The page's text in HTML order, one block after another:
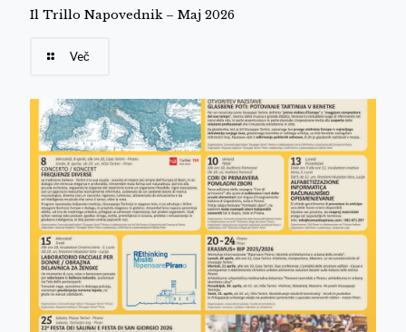
Il Trillo Napovednik – Maj 2026
Več